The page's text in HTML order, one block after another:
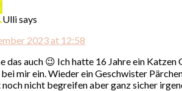
Ullisays
2023 at 12:58
das auch 😉 Ich hatte 16 Jahre ein
mir ein. Wieder ein Geschwister
nicht begreifen aber ganz sicher